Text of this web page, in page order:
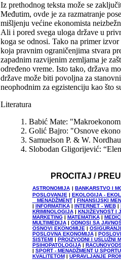
Iz prethodnog teksta može se
Međutim, ovde je za razmatranje
mišljenju većine ekonomista
Ali i pored svega uloga države u
koga se odnosi. Tako na primer
koja pravnim ograničenjima stvara
zapadnim razvijenim zemljama je
određeno vreme. Isto tako, država
države može biti povoljna za
neophodnim za egzistenciju kao što
Literatura
1. Babić Mate:
2. Golić Bajro: "Osnove
3. Samuelson P. & W.
4. Slobodan Gligorijević:
PROCITAJ /
ASTRONOMIJA | BANKARSTVO I
POSLOVANJE| EKOLOGIJA -
MENADŽMENT | FINANSIJSKI
| INFORMATIKA| INTERNET - WEB|
KRIMINOLOGIJA| KNJIŽEVNOST I
MARKETING| MATEMATIKA|
MULTIMEDIJA| ODNOSI SA
OSNOVI EKONOMIJE|
POSLOVNA EKONOMIJA|
SISTEMI| PROIZVODNI I USLUŽNI
PSIHOPATOLOGIJA|
| SPORT - MENADŽMENT U SPORTU
KVALITETOM| UPRAVLJANJE